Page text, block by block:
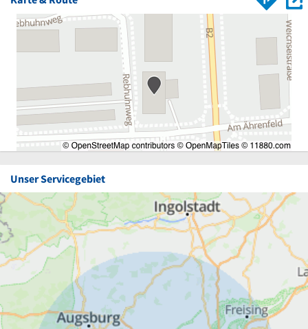
Unser Servicegebiet